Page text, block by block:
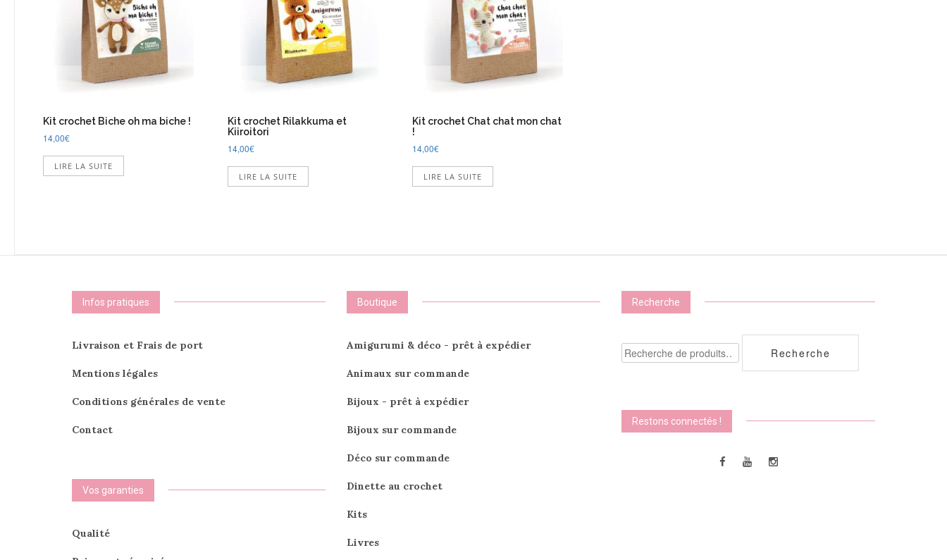
Kit crochet Biche oh ma biche !
14,00€
LIRE LA SUITE
Kit crochet Rilakkuma et
Kiiroitori
14,00€
LIRE LA SUITE
Kit crochet Chat chat mon chat
!
14,00€
LIRE LA SUITE
Infos pratiques
Livraison et Frais de port
Mentions légales
Conditions générales de vente
Contact
Vos garanties
Qualité
Boutique
Amigurumi & déco - prêt à expédier
Animaux sur commande
Bijoux - prêt à expédier
Bijoux sur commande
Déco sur commande
Dinette au crochet
Kits
Livres
Recherche
Recherche
pour :
Recherche
Restons connectés !